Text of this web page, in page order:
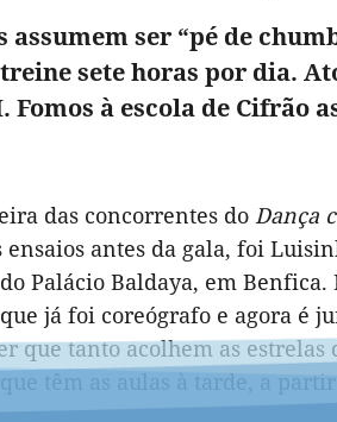
assumem ser “pé de
sete horas por dia.
Fomos à escola de Cifrão
das concorrentes do Dança
antes da gala, foi
Palácio Baldaya, em Benfica.
já foi coreógrafo e agora é
que tanto acolhem as
têm as aulas à tarde, a